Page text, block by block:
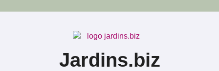
Jardins.biz